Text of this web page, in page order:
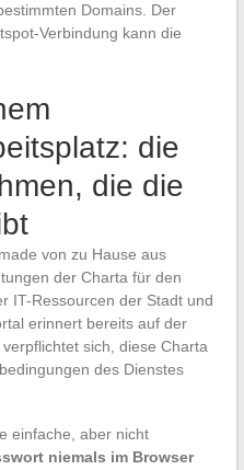
Domains. Der
Verbindung kann die
die
die die
von zu Hause aus
der Charta für den
IT-Ressourcen der Stadt und
erinnert bereits auf der
sich, diese Charta
des Dienstes
einfache, aber nicht
niemals im Browser